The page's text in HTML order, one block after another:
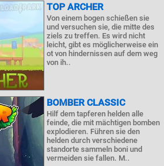
TOP ARCHER
Von einem bogen schießen sie
und versuchen sie, die mitte des
ziels zu treffen. Es wird nicht
leicht, gibt es möglicherweise ein
ot von hindernissen auf dem weg
von ih..
BOMBER CLASSIC
Hilf dem tapferen helden alle
feinde, die mit mächtigen bomben
explodieren. Führen sie den
helden durch verschiedene
standorte sammeln boni und
vermeiden sie fallen. M..